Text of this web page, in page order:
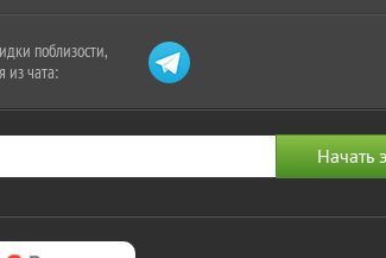
поблизости,
из чата: